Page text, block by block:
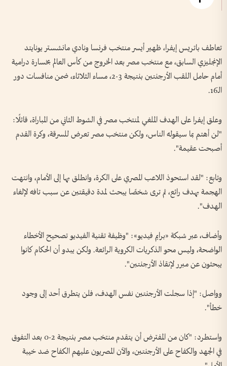
تعاطف باتريس إيفرا، ظهير أيسر منتخب فرنسا ونادي مانشستر يونايتد
الإنجليزي السابق، مع منتخب مصر بعد الخروج من كأس العالم بخسارة درامية
أمام حامل اللقب الأرجنتين بنتيجة 3-2، مساء الثلاثاء، ضمن منافسات دور
الـ16.
وعلق إيفرا على الهدف الملغي لمنتخب مصر في الشوط الثاني من المباراة، قائلًا:
"لن أهتم بما سيقوله الناس، ولكن منتخب مصر تعرض للسرقة، وكرة القدم
أصبحت عقيمة".
وتابع: "لقد استحوذ اللاعب المصري على الكرة، وانطلق بها إلى الأمام، وانتهت
الهجمة بهدف رائع، ثم ترى شخصًا يبحث لمدة دقيقتين عن سبب تافه لإلغاء
الهدف".
وأضاف، عبر شبكة «برايم فيديو»: "وظيفة تقنية الفيديو تصحيح الأخطاء
الواضحة، وليس محو الذكريات الكروية الرائعة. ولكن يبدو أن الحكام كانوا
يبحثون عن مبرر لإنقاذ الأرجنتين".
وواصل: "إذا سجلت الأرجنتين نفس الهدف، فلن يتطرق أحد إلى وجود
خطأ".
واستطرد: "كان من المفترض أن يتقدم منتخب مصر بنتيجة 2-0 بعد التفوق
في الجهد والكفاح على الأرجنتين، والآن المصريون عليهم الكفاح ضد خيبة